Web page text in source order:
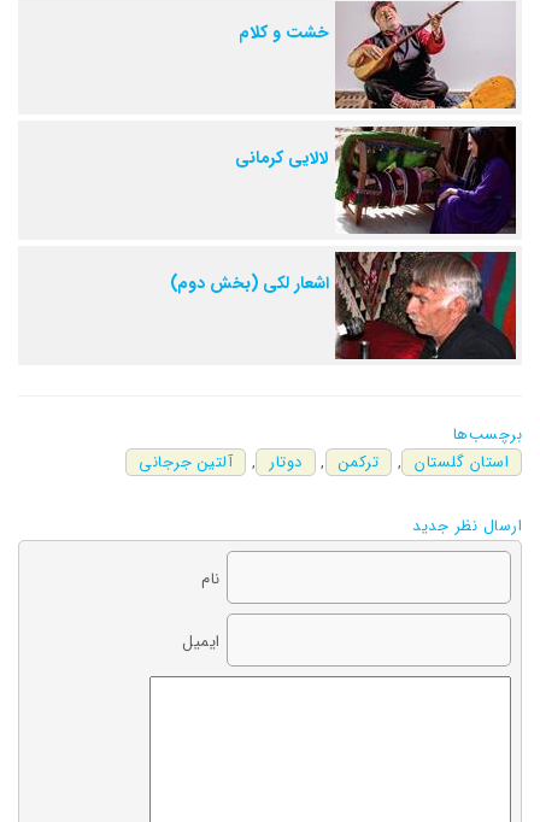
خشت و کلام
لالایی کرمانی
اشعار لکی (بخش دوم)
برچسب‌ها
استان گلستان , ترکمن , دوتار , آلتین جرجانی
ارسال نظر جدید
نام
ایمیل